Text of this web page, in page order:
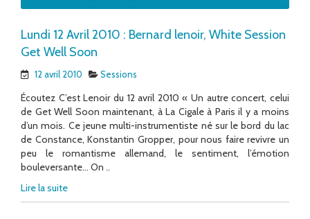
Lundi 12 Avril 2010 : Bernard lenoir, White Session
Get Well Soon
12 avril 2010 Sessions
Écoutez C’est Lenoir du 12 avril 2010 « Un autre concert, celui
de Get Well Soon maintenant, à La Cigale à Paris il y a moins
d’un mois. Ce jeune multi-instrumentiste né sur le bord du lac
de Constance, Konstantin Gropper, pour nous faire revivre un
peu le romantisme allemand, le sentiment, l’émotion
bouleversante… On ..
Lire la suite